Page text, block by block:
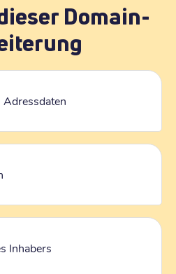
Domain-
Inhabers